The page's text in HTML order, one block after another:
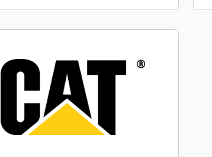
التعشيق الأرضية (GET) من Cat . ‏‫تحافظ
يمكنك خفض تكاليف الصيانة باختيار أدوات
التعشيق الأرضية (GET) المناسبة لجرافتك
وتطبيقاتك.
تتوفر خيارات متنوعة من أطراف الجرافات
بما يتناسب مع تطبيقاتك.‬ سواء كنت بحاجة
إلى تنظيف الأرض وتسويتها أو الحفر في